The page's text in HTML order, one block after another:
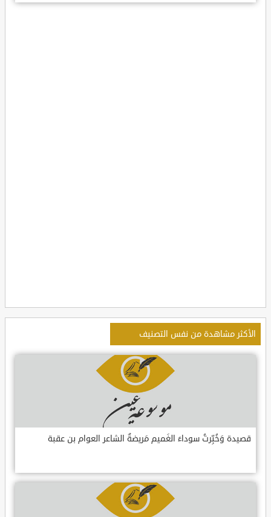
الأكثر مشاهدة من نفس التصنيف
قصيدة وَخُبِّرتُ سوداءَ الغَميم مَريضةٌ الشاعر العوام بن عقبة